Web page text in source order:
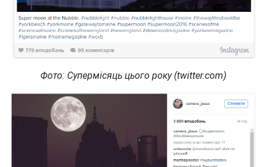
Фото: Супермісяць цього року (twitter.com)